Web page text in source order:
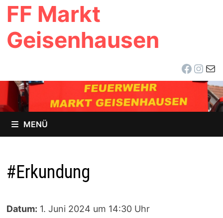
Zum
Inhalt
springen
FF Markt
Geisenhausen
E-
MENÜ
#Erkundung
Datum: 1. Juni 2024 um 14:30 Uhr